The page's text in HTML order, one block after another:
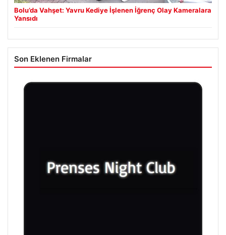
Bolu’da Vahşet: Yavru Kediye İşlenen İğrenç Olay Kameralara
Yansıdı
Son Eklenen Firmalar